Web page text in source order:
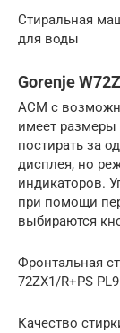
Стиральная
для воды
Gorenje
АСМ с
имеет размеры
постирать за
дисплея, но
индикаторов.
при помощи
выбираются
Фронтальная
72ZX1/R+PS
Качество